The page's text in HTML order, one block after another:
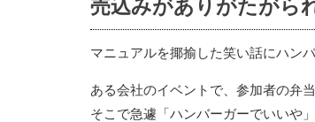
売込みがありがたがら
マニュアルを揶揄した笑い話にハン
ある会社のイベントで、参加者の弁
そこで急遽「ハンバーガーでいいや